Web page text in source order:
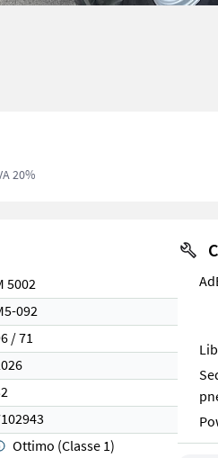
20%
5002
092
/ 71
Ottimo (Classe 1)